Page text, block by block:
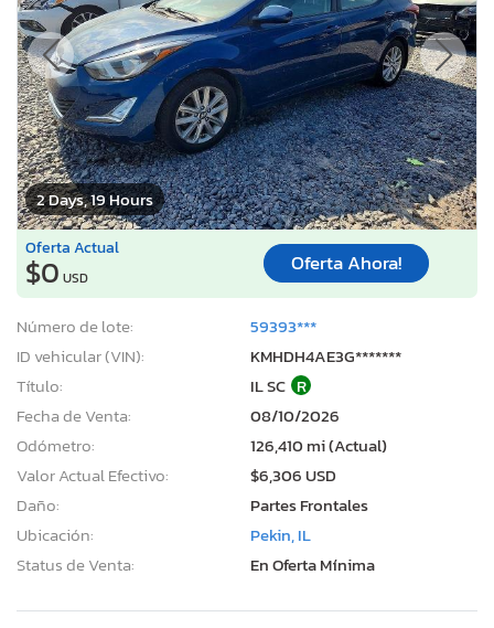
2 Days, 19 Hours
Oferta Actual
$0 USD
Oferta Ahora!
Número de lote:
59393***
ID vehicular (VIN):
KMHDH4AE3G*******
Título:
IL SC R
Fecha de Venta:
08/10/2026
Odómetro:
126,410 mi (Actual)
Valor Actual Efectivo:
$6,306 USD
Daño:
Partes Frontales
Ubicación:
Pekin, IL
Status de Venta:
En Oferta Mínima